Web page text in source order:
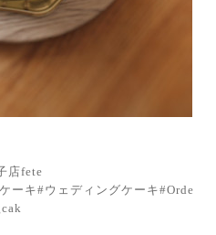
店fete
ーキ#ウェディングケーキ#Orde